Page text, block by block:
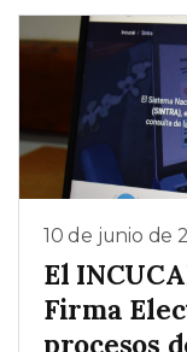
10 de junio de
El
Firma
procesos